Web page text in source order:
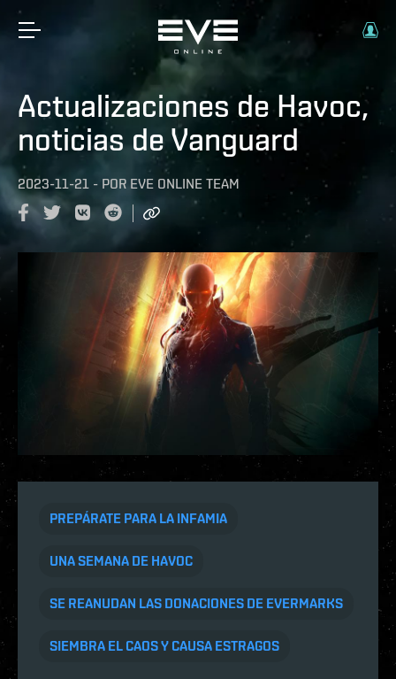
Actualizaciones de Havoc,
noticias de Vanguard
2023-11-21 - POR EVE ONLINE TEAM
PREPÁRATE PARA LA INFAMIA
UNA SEMANA DE HAVOC
SE REANUDAN LAS DONACIONES DE EVERMARKS
SIEMBRA EL CAOS Y CAUSA ESTRAGOS